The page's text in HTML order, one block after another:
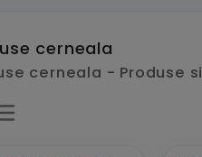
cerneala
cerneala - Produse